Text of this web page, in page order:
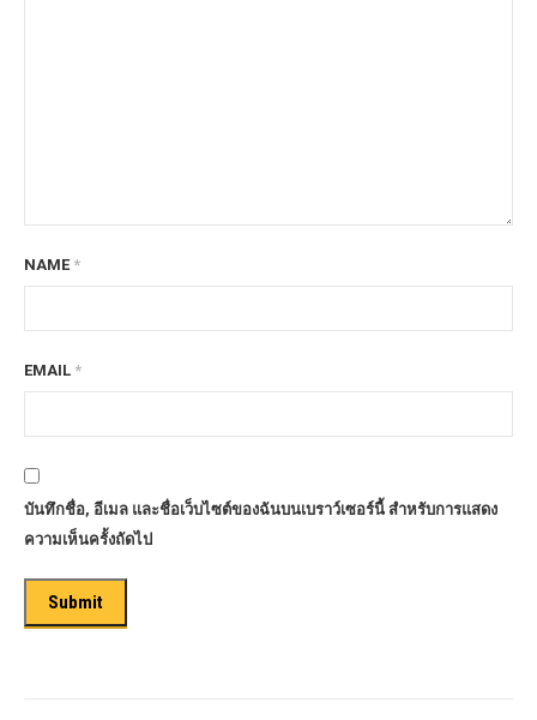
NAME *
EMAIL *
บันทึกชื่อ, อีเมล และชื่อเว็บไซต์ของฉันบนเบราว์เซอร์นี้ สำหรับการแสดง
ความเห็นครั้งถัดไป